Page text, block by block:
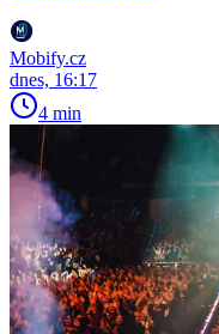
Mobify.cz
dnes, 16:17
4 min